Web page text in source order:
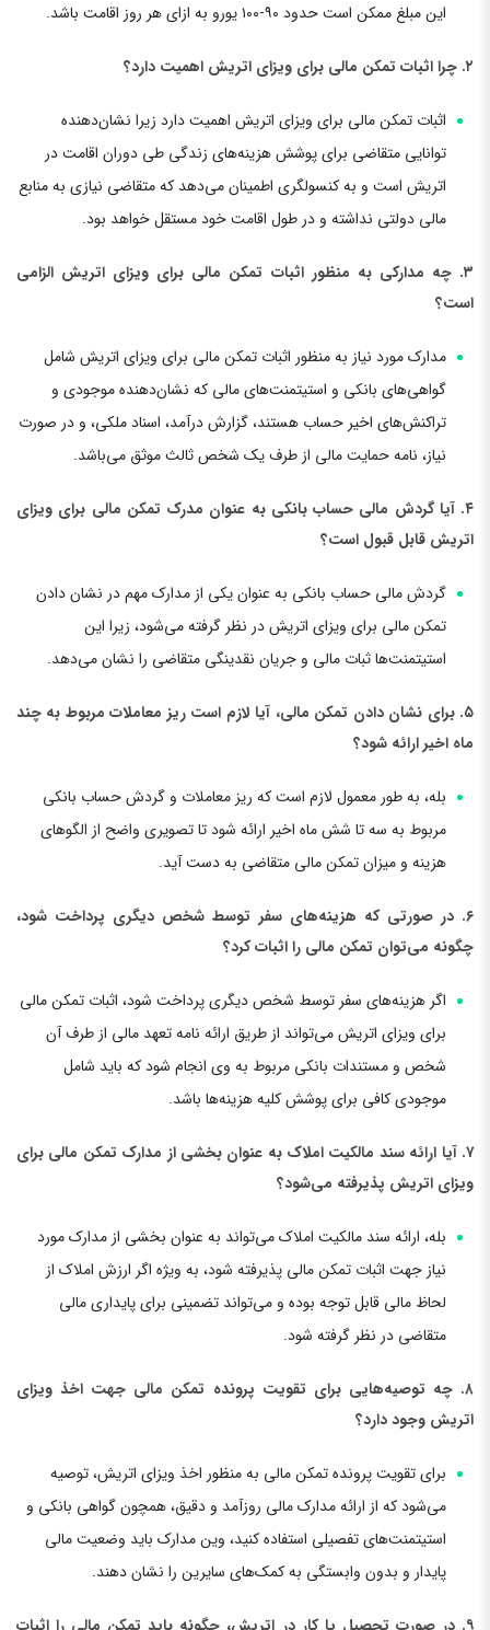
این مبلغ ممکن است حدود ۹۰-۱۰۰ یورو به ازای هر روز اقامت باشد.
۲. چرا اثبات تمکن مالی برای ویزای اتریش اهمیت دارد؟
اثبات تمکن مالی برای ویزای اتریش اهمیت دارد زیرا نشان‌دهنده
توانایی متقاضی برای پوشش هزینه‌های زندگی طی دوران اقامت در
اتریش است و به کنسولگری اطمینان می‌دهد که متقاضی نیازی به منابع
مالی دولتی نداشته و در طول اقامت خود مستقل خواهد بود.
۳. چه مدارکی به منظور اثبات تمکن مالی برای ویزای اتریش الزامی
است؟
مدارک مورد نیاز به منظور اثبات تمکن مالی برای ویزای اتریش شامل
گواهی‌های بانکی و استیتمنت‌های مالی که نشان‌دهنده موجودی و
تراکنش‌های اخیر حساب هستند، گزارش درآمد، اسناد ملکی، و در صورت
نیاز، نامه حمایت مالی از طرف یک شخص ثالث موثق می‌باشد.
۴. آیا گردش مالی حساب بانکی به عنوان مدرک تمکن مالی برای ویزای
اتریش قابل قبول است؟
گردش مالی حساب بانکی به عنوان یکی از مدارک مهم در نشان دادن
تمکن مالی برای ویزای اتریش در نظر گرفته می‌شود، زیرا این
استیتمنت‌ها ثبات مالی و جریان نقدینگی متقاضی را نشان می‌دهد.
۵. برای نشان دادن تمکن مالی، آیا لازم است ریز معاملات مربوط به چند
ماه اخیر ارائه شود؟
بله، به طور معمول لازم است که ریز معاملات و گردش حساب بانکی
مربوط به سه تا شش ماه اخیر ارائه شود تا تصویری واضح از الگوهای
هزینه و میزان تمکن مالی متقاضی به دست آید.
۶. در صورتی که هزینه‌های سفر توسط شخص دیگری پرداخت شود،
چگونه می‌توان تمکن مالی را اثبات کرد؟
اگر هزینه‌های سفر توسط شخص دیگری پرداخت شود، اثبات تمکن مالی
برای ویزای اتریش می‌تواند از طریق ارائه نامه تعهد مالی از طرف آن
شخص و مستندات بانکی مربوط به وی انجام شود که باید شامل
موجودی کافی برای پوشش کلیه هزینه‌ها باشد.
۷. آیا ارائه سند مالکیت املاک به عنوان بخشی از مدارک تمکن مالی برای
ویزای اتریش پذیرفته می‌شود؟
بله، ارائه سند مالکیت املاک می‌تواند به عنوان بخشی از مدارک مورد
نیاز جهت اثبات تمکن مالی پذیرفته شود، به ویژه اگر ارزش املاک از
لحاظ مالی قابل توجه بوده و می‌تواند تضمینی برای پایداری مالی
متقاضی در نظر گرفته شود.
۸. چه توصیه‌هایی برای تقویت پرونده تمکن مالی جهت اخذ ویزای
اتریش وجود دارد؟
برای تقویت پرونده تمکن مالی به منظور اخذ ویزای اتریش، توصیه
می‌شود که از ارائه مدارک مالی روزآمد و دقیق، همچون گواهی بانکی و
استیتمنت‌های تفصیلی استفاده کنید، وین مدارک باید وضعیت مالی
پایدار و بدون وابستگی به کمک‌های سایرین را نشان دهند.